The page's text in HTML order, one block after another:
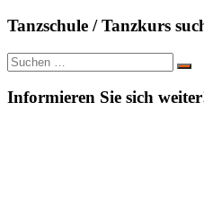
Tanzschule / Tanzkurs
Suche
nach:
Informieren Sie sich